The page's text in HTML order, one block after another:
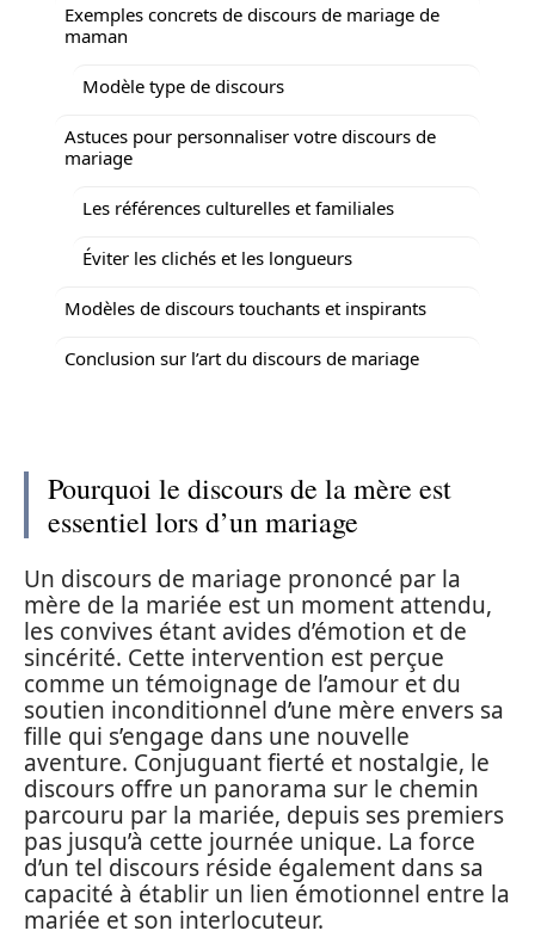
Exemples concrets de discours de mariage de
maman
Modèle type de discours
Astuces pour personnaliser votre discours de
mariage
Les références culturelles et familiales
Éviter les clichés et les longueurs
Modèles de discours touchants et inspirants
Conclusion sur l’art du discours de mariage
Pourquoi le discours de la mère est
essentiel lors d’un mariage
Un discours de mariage prononcé par la
mère de la mariée est un moment attendu,
les convives étant avides d’émotion et de
sincérité. Cette intervention est perçue
comme un témoignage de l’amour et du
soutien inconditionnel d’une mère envers sa
fille qui s’engage dans une nouvelle
aventure. Conjuguant fierté et nostalgie, le
discours offre un panorama sur le chemin
parcouru par la mariée, depuis ses premiers
pas jusqu’à cette journée unique. La force
d’un tel discours réside également dans sa
capacité à établir un lien émotionnel entre la
mariée et son interlocuteur.